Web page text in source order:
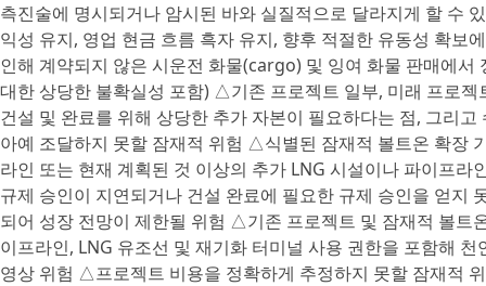
측진술에 명시되거나 암시된 바와 실질적으로 달라지게 할 수
익성 유지, 영업 현금 흐름 흑자 유지, 향후 적절한 유동성 확보
인해 계약되지 않은 시운전 화물(cargo) 및 잉여 화물 판매에
대한 상당한 불확실성 포함) △기존 프로젝트 일부, 미래 프로
건설 및 완료를 위해 상당한 추가 자본이 필요하다는 점, 그리
아예 조달하지 못할 잠재적 위험 △식별된 잠재적 볼트온 확장
라인 또는 현재 계획된 것 이상의 추가 LNG 시설이나 파이프
규제 승인이 지연되거나 건설 완료에 필요한 규제 승인을 얻지
되어 성장 전망이 제한될 위험 △기존 프로젝트 및 잠재적 볼트
이프라인, LNG 유조선 및 재기화 터미널 사용 권한을 포함해
영상 위험 △프로젝트 비용을 정확하게 추정하지 못할 잠재적